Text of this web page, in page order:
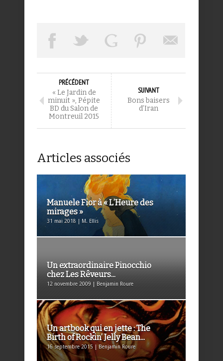
PRÉCÉDENT
« Le Jardin de
minuit », Pépite
BD du Salon de
Montreuil 2015
SUIVANT
Bons baisers
d’Iran
Articles associés
Manuele Fior à « L’Heure des
mirages »
31 mai 2018 | M. Ellis
Un extraordinaire Pinocchio
chez Les Rêveurs...
12 novembre 2009 | Benjamin Roure
Un artbook qui en jette : The
Birth of Rockin’ Jelly Bean...
16 septembre 2015 | Benjamin Roure